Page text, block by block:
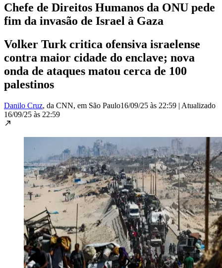
Chefe de Direitos Humanos da ONU pede
fim da invasão de Israel à Gaza
Volker Turk critica ofensiva israelense
contra maior cidade do enclave; nova
onda de ataques matou cerca de 100
palestinos
Danilo Cruz, da CNN, em São Paulo16/09/25 às 22:59 | Atualizado
16/09/25 às 22:59